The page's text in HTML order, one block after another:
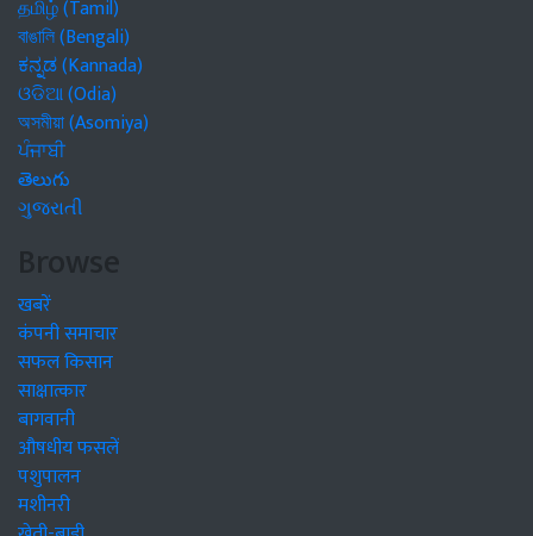
தமிழ் (Tamil)
বাঙালি (Bengali)
ಕನ್ನಡ (Kannada)
ଓଡିଆ (Odia)
অসমীয়া (Asomiya)
ਪੰਜਾਬੀ
తెలుగు
ગુજરાતી
Browse
खबरें
कंपनी समाचार
सफल किसान
साक्षात्कार
बागवानी
औषधीय फसलें
पशुपालन
मशीनरी